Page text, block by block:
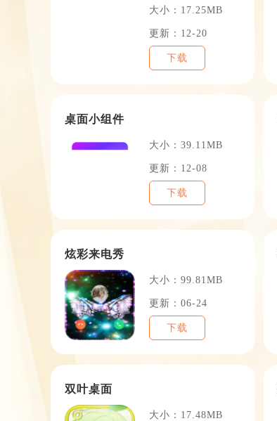
大小：17.25MB
更新：12-20
下载
桌面小组件
大小：39.11MB
更新：12-08
下载
炫彩来电秀
大小：99.81MB
更新：06-24
下载
双叶桌面
大小：17.48MB